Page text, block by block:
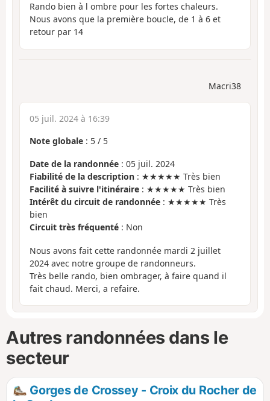
Rando bien à l ombre pour les fortes chaleurs.
Nous avons que la première boucle, de 1 à 6 et
retour par 14
Macri38
05 juil. 2024 à 16:39
Note globale : 5 / 5
Date de la randonnée : 05 juil. 2024
Fiabilité de la description : ★★★★★ Très bien
Facilité à suivre l'itinéraire : ★★★★★ Très bien
Intérêt du circuit de randonnée : ★★★★★ Très
bien
Circuit très fréquenté : Non
Nous avons fait cette randonnée mardi 2 juillet
2024 avec notre groupe de randonneurs.
Très belle rando, bien ombrager, à faire quand il
fait chaud. Merci, a refaire.
Autres randonnées dans le
secteur
Gorges de Crossey - Croix du Rocher de